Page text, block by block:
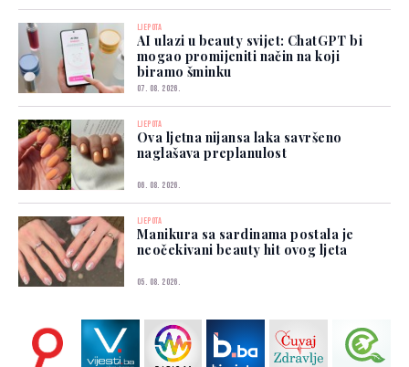
LJEPOTA
AI ulazi u beauty svijet: ChatGPT bi
mogao promijeniti način na koji
biramo šminku
07. 08. 2026.
LJEPOTA
Ova ljetna nijansa laka savršeno
naglašava preplanulost
06. 08. 2026.
LJEPOTA
Manikura sa sardinama postala je
neočekivani beauty hit ovog ljeta
05. 08. 2026.